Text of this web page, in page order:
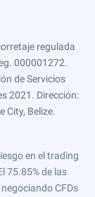
regulada
000001272.
de Servicios
2021. Dirección:
City, Belize.
en el trading
75.85% de las
CFDs